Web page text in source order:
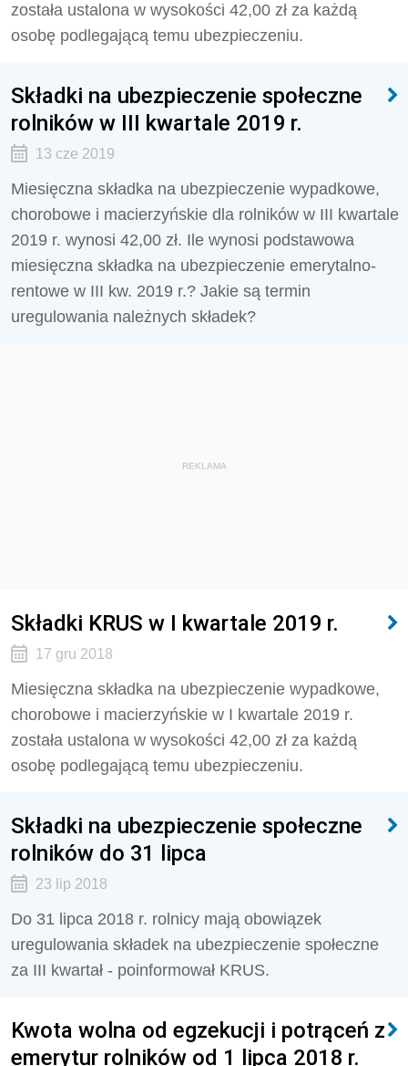
została ustalona w wysokości 42,00 zł za każdą
osobę podlegającą temu ubezpieczeniu.
Składki na ubezpieczenie społeczne
rolników w III kwartale 2019 r.
13 cze 2019
Miesięczna składka na ubezpieczenie wypadkowe,
chorobowe i macierzyńskie dla rolników w III kwartale
2019 r. wynosi 42,00 zł. Ile wynosi podstawowa
miesięczna składka na ubezpieczenie emerytalno-
rentowe w III kw. 2019 r.? Jakie są termin
uregulowania należnych składek?
REKLAMA
Składki KRUS w I kwartale 2019 r.
17 gru 2018
Miesięczna składka na ubezpieczenie wypadkowe,
chorobowe i macierzyńskie w I kwartale 2019 r.
została ustalona w wysokości 42,00 zł za każdą
osobę podlegającą temu ubezpieczeniu.
Składki na ubezpieczenie społeczne
rolników do 31 lipca
23 lip 2018
Do 31 lipca 2018 r. rolnicy mają obowiązek
uregulowania składek na ubezpieczenie społeczne
za III kwartał - poinformował KRUS.
Kwota wolna od egzekucji i potrąceń z
emerytur rolników od 1 lipca 2018 r.